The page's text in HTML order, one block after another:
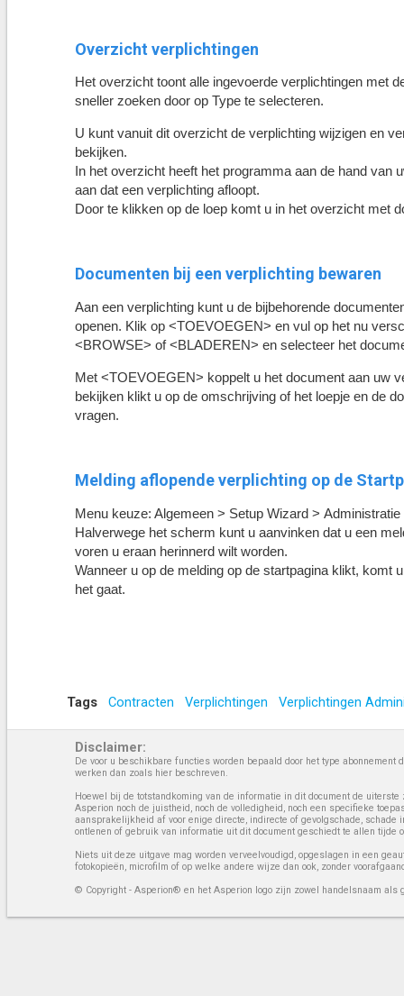
Overzicht verplichtingen
Het overzicht toont alle ingevoerde verplichtingen met
sneller zoeken door op Type te selecteren.
U kunt vanuit dit overzicht de verplichting wijzigen en
bekijken.
In het overzicht heeft het programma aan de hand
aan dat een verplichting afloopt.
Door te klikken op de loep komt u in het overzicht met
Documenten bij een verplichting bewaren
Aan een verplichting kunt u de bijbehorende
openen. Klik op <TOEVOEGEN> en vul op het nu
<BROWSE> of <BLADEREN> en selecteer het
Met <TOEVOEGEN> koppelt u het document aan uw
bekijken klikt u op de omschrijving of het loepje en de
vragen.
Melding aflopende verplichting op de
Menu keuze: Algemeen > Setup Wizard >
Halverwege het scherm kunt u aanvinken dat u een
voren u eraan herinnerd wilt worden.
Wanneer u op de melding op de startpagina klikt, komt
het gaat.
Tags Contracten Verplichtingen Verplichtingen
Disclaimer:
De voor u beschikbare functies worden bepaald door het type
werken dan zoals hier beschreven.
Hoewel bij de totstandkoming van de informatie in dit document de
Asperion noch de juistheid, noch de volledigheid, noch een specifieke
aansprakelijkheid af voor enige directe, indirecte of gevolgschade,
ontlenen of gebruik van informatie uit dit document geschiedt te allen tijde
Niets uit deze uitgave mag worden verveelvoudigd, opgeslagen in een
fotokopieën, microfilm of op welke andere wijze dan ook, zonder
© Copyright - Asperion® en het Asperion logo zijn zowel handelsnaam als